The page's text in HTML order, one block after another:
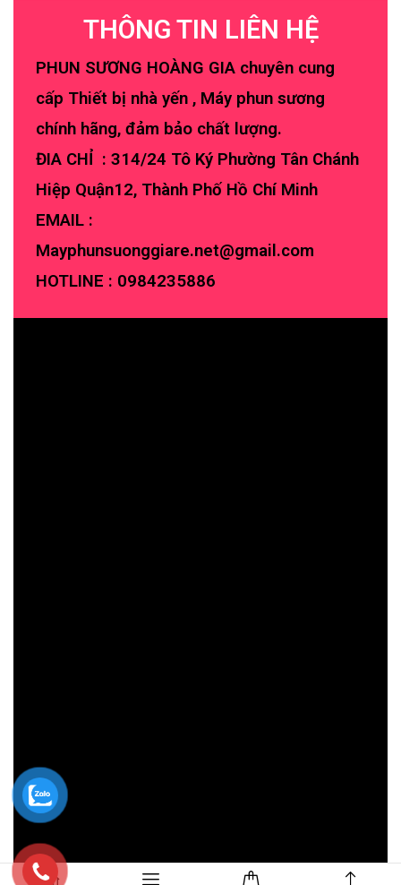
THÔNG TIN LIÊN HỆ
PHUN SƯƠNG HOÀNG GIA chuyên cung
cấp Thiết bị nhà yến , Máy phun sương
chính hãng, đảm bảo chất lượng.
ĐIA CHỈ : 314/24 Tô Ký Phường Tân Chánh
Hiệp Quận12, Thành Phố Hồ Chí Minh
EMAIL :
Mayphunsuonggiare.net@gmail.com
HOTLINE : 0984235886